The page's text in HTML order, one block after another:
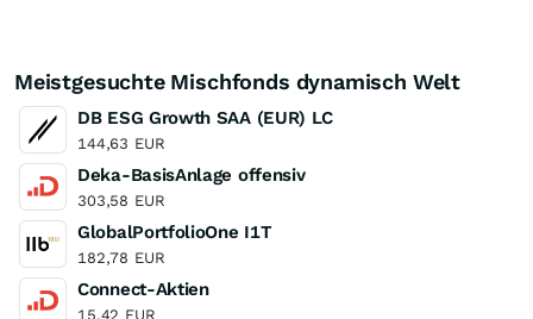
Meistgesuchte Mischfonds dynamisch Welt
DB ESG Growth SAA (EUR) LC
144,63 EUR
Deka-BasisAnlage offensiv
303,58 EUR
GlobalPortfolioOne I1T
182,78 EUR
Connect-Aktien
15,42 EUR